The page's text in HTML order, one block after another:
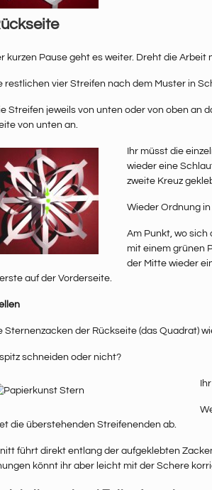
kurzen Pause geht es weiter. Dreht die
restlichen vier Streifen nach dem Muster in
Streifen jeweils von unten oder von oben an
von unten an.
Ihr müsst die
wieder eine
zweite Kreuz
Wieder Ordnung
Am Punkt, wo sich
mit einem grünen
der Mitte wieder
auf der Vorderseite.
Sternenzacken der Rückseite (das Quadrat)
schneiden oder nicht?
die überstehenden Streifenenden ab.
führt direkt entlang der aufgeklebten
könnt ihr aber leicht mit der Schere